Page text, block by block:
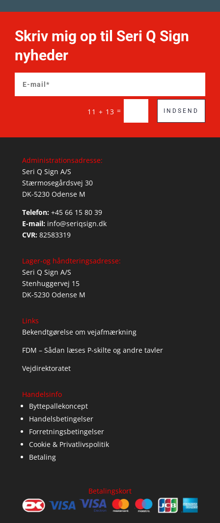
Skriv mig op til Seri Q Sign
nyheder
11 + 13 = INDSEND
Administrationsadresse:
Seri Q Sign A/S
Stærmosegårdsvej 30
DK-5230 Odense M
Telefon: +45 66 15 80 39
E-mail: info@seriqsign.dk
CVR: 82583319
Lager-og håndteringsadresse:
Seri Q Sign A/S
Stenhuggervej 15
DK-5230 Odense M
Links
Bekendtgørelse om vejafmærkning
FDM – Sådan læses P-skilte og andre tavler
Vejdirektoratet
Handelsinfo
Byttepallekoncept
Handelsbetingelser
Forretningsbetingelser
Cookie & Privatlivspolitik
Betaling
Betalingskort